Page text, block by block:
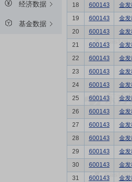
经济数据
基金数据
18
600143 金
19
600143 金
20
600143 金
21
600143 金
22
600143 金
23
600143 金
24
600143 金
25
600143 金
26
600143 金
27
600143 金
28
600143 金
29
600143 金
30
600143 金
31
600143 金